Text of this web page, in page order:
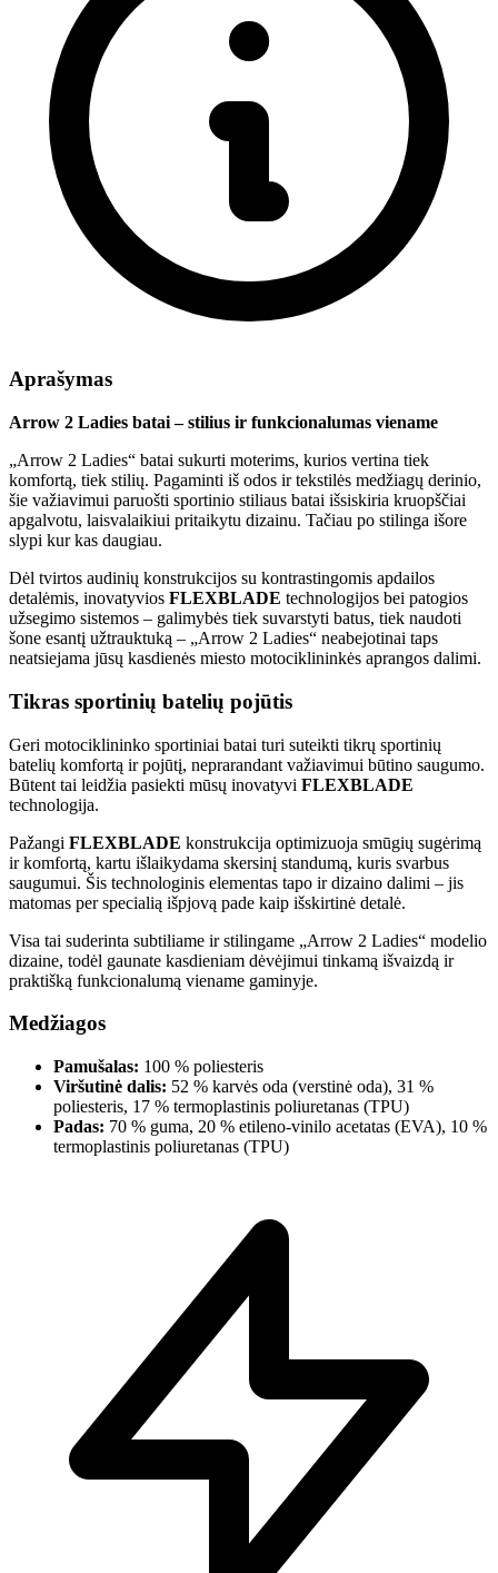
Aprašymas
Arrow 2 Ladies batai – stilius ir funkcionalumas viename
„Arrow 2 Ladies“ batai sukurti moterims, kurios vertina tiek
komfortą, tiek stilių. Pagaminti iš odos ir tekstilės medžiagų derinio,
šie važiavimui paruošti sportinio stiliaus batai išsiskiria kruopščiai
apgalvotu, laisvalaikiui pritaikytu dizainu. Tačiau po stilinga išore
slypi kur kas daugiau.
Dėl tvirtos audinių konstrukcijos su kontrastingomis apdailos
detalėmis, inovatyvios FLEXBLADE technologijos bei patogios
užsegimo sistemos – galimybės tiek suvarstyti batus, tiek naudoti
šone esantį užtrauktuką – „Arrow 2 Ladies“ neabejotinai taps
neatsiejama jūsų kasdienės miesto motociklininkės aprangos dalimi.
Tikras sportinių batelių pojūtis
Geri motociklininko sportiniai batai turi suteikti tikrų sportinių
batelių komfortą ir pojūtį, neprarandant važiavimui būtino saugumo.
Būtent tai leidžia pasiekti mūsų inovatyvi FLEXBLADE
technologija.
Pažangi FLEXBLADE konstrukcija optimizuoja smūgių sugėrimą
ir komfortą, kartu išlaikydama skersinį standumą, kuris svarbus
saugumui. Šis technologinis elementas tapo ir dizaino dalimi – jis
matomas per specialią išpjovą pade kaip išskirtinė detalė.
Visa tai suderinta subtiliame ir stilingame „Arrow 2 Ladies“ modelio
dizaine, todėl gaunate kasdieniam dėvėjimui tinkamą išvaizdą ir
praktišką funkcionalumą viename gaminyje.
Medžiagos
Pamušalas: 100 % poliesteris
Viršutinė dalis: 52 % karvės oda (verstinė oda), 31 %
poliesteris, 17 % termoplastinis poliuretanas (TPU)
Padas: 70 % guma, 20 % etileno-vinilo acetatas (EVA), 10 %
termoplastinis poliuretanas (TPU)